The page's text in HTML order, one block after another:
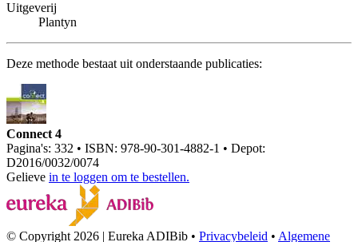
Uitgeverij
Plantyn
Deze methode bestaat uit onderstaande publicaties:
Connect 4
Pagina's: 332 • ISBN: 978-90-301-4882-1 • Depot:
D2016/0032/0074
Gelieve in te loggen om te bestellen.
© Copyright 2026 | Eureka ADIBib • Privacybeleid • Algemene